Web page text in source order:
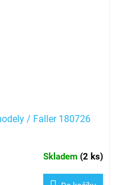
/ Faller 180726
Skladem (2 ks)